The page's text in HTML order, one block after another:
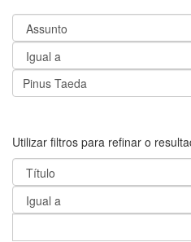
Utilizar filtros para refinar o